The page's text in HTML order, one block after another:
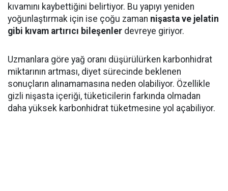
kıvamını kaybettiğini belirtiyor. Bu yapıyı yeniden
yoğunlaştırmak için ise çoğu zaman nişasta ve jelatin
gibi kıvam artırıcı bileşenler devreye giriyor.
Uzmanlara göre yağ oranı düşürülürken karbonhidrat
miktarının artması, diyet sürecinde beklenen
sonuçların alınamamasına neden olabiliyor. Özellikle
gizli nişasta içeriği, tüketicilerin farkında olmadan
daha yüksek karbonhidrat tüketmesine yol açabiliyor.